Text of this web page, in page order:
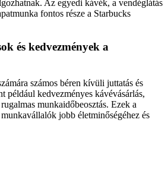
Az egyedi kávék, a vendéglátás
fontos része a Starbucks
és kedvezmények a
számos béren kívüli juttatás és
például kedvezményes kávévásárlás,
munkaidőbeosztás. Ezek a
jobb életminőségéhez és